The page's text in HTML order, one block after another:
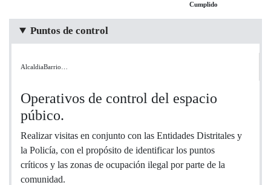
Cumplido
Puntos de control
AlcaldiaBarrio…
Operativos de control del espacio
púbico.
Realizar visitas en conjunto con las Entidades Distritales y
la Policía, con el propósito de identificar los puntos
críticos y las zonas de ocupación ilegal por parte de la
comunidad.